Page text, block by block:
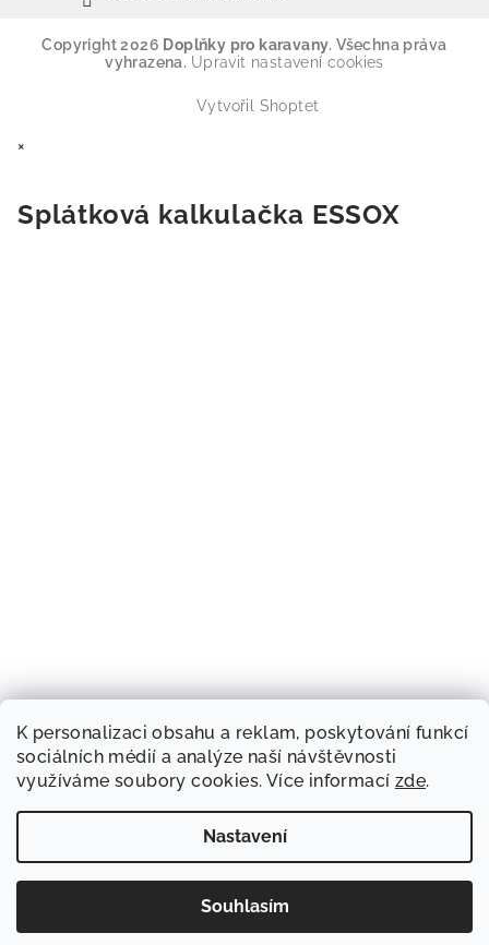
K personalizaci obsahu a reklam, poskytování funkcí
sociálních médií a analýze naší návštěvnosti
využíváme soubory cookies. Více informací zde.
Nastavení
Souhlasím
Copyright 2026 Doplňky pro karavany. Všechna práva
vyhrazena. Upravit nastavení cookies
Vytvořil Shoptet
×
Splátková kalkulačka ESSOX